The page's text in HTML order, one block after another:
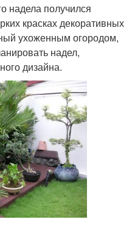
надела получился
красках декоративных
ухоженным огородом,
надел,
дизайна.